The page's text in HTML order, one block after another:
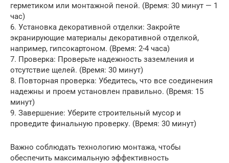
герметиком или монтажной пеной. (Время: 30 минут — 1
час)
6. Установка декоративной отделки: Закройте
экранирующие материалы декоративной отделкой,
например, гипсокартоном. (Время: 2-4 часа)
7. Проверка: Проверьте надежность заземления и
отсутствие щелей. (Время: 30 минут)
8. Повторная проверка: Убедитесь, что все соединения
надежны и проем установлен правильно. (Время: 15
минут)
9. Завершение: Уберите строительный мусор и
проведите финальную проверку. (Время: 30 минут)
Важно соблюдать технологию монтажа, чтобы
обеспечить максимальную эффективность